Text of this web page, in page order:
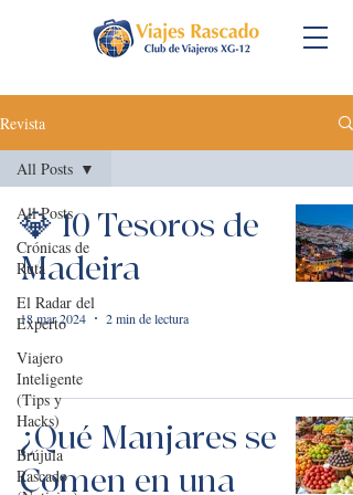
Revista
All Posts
Crónicas de
Ruta
El Radar del
Experto
Viajero
Inteligente
(Tips y
Hacks)
Brújula
Rascado
All Posts
💎 10 Tesoros de
Madeira
18 mar 2024 2 min de lectura
¿Qué Manjares se
Comen en una